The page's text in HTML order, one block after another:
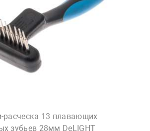
расческа 13 плавающих
зубьев 28мм DeLIGHT